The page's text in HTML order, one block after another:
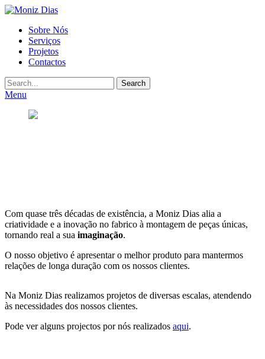
Moniz
Dias
Primary
Menu
Sobre Nós
Serviços
Projetos
Contactos
Search
Menu
Com quase três décadas de existência, a Moniz Dias alia a
criatividade e a inovação no fabrico à montagem de peças únicas,
tornando real a sua imaginação.
O nosso objetivo é apresentar o melhor produto para mantermos
relações de longa duração com os nossos clientes.
Na Moniz Dias realizamos projetos de diversas escalas, atendendo
às necessidades dos nossos clientes.
Pode ver alguns projectos por nós realizados aqui.